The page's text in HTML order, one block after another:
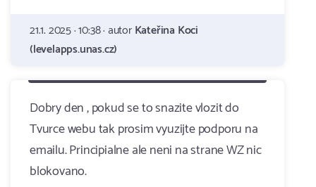
21.1. 2025 · 10:38 · autorKateřina Koci
(levelapps.unas.cz)
Dobry den , pokud se to snazite vlozit do
Tvurce webu tak prosim vyuzijte podporu na
emailu. Principialne ale neni na strane WZ nic
blokovano.